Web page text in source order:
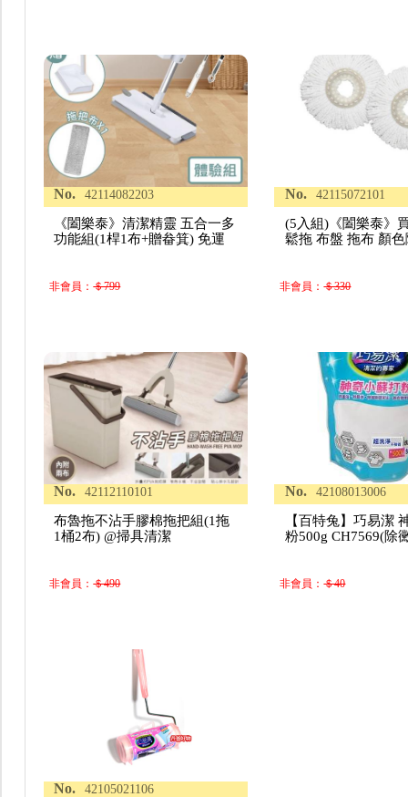
No. 42114082203
《闔樂泰》清潔精靈 五合一多
功能組(1桿1布+贈畚箕) 免運
非會員：＄799
No. 42115072101
(5入組)《闔樂泰》
鬆拖 布盤 拖布 顏色
非會員：＄330
No. 42112110101
布魯拖不沾手膠棉拖把組(1拖
1桶2布) @掃具清潔
非會員：＄490
No. 42108013006
【百特兔】巧易潔
粉500g CH7569(除
非會員：＄40
No. 42105021106